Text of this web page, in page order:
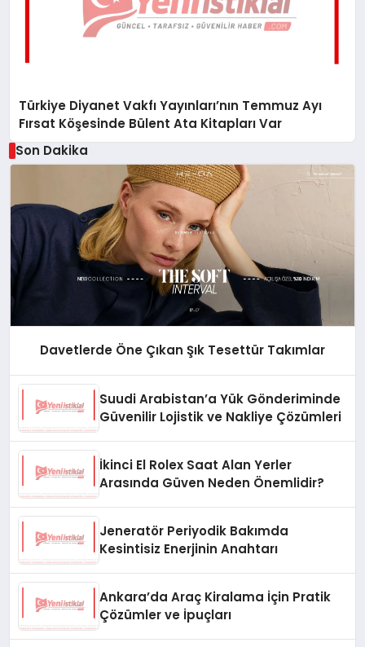
Türkiye Diyanet Vakfı Yayınları’nın Temmuz Ayı
Fırsat Köşesinde Bülent Ata Kitapları Var
Son Dakika
Davetlerde Öne Çıkan Şık Tesettür Takımlar
Suudi Arabistan’a Yük Gönderiminde
Güvenilir Lojistik ve Nakliye Çözümleri
İkinci El Rolex Saat Alan Yerler
Arasında Güven Neden Önemlidir?
Jeneratör Periyodik Bakımda
Kesintisiz Enerjinin Anahtarı
Ankara’da Araç Kiralama İçin Pratik
Çözümler ve İpuçları